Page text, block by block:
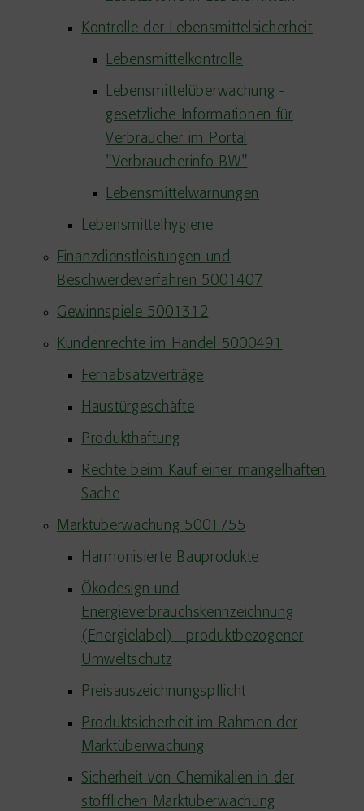
Kontrolle der Lebensmittelsicherheit
Lebensmittelkontrolle
Lebensmittelüberwachung -
gesetzliche Informationen für
Verbraucher im Portal
"Verbraucherinfo-BW"
Lebensmittelwarnungen
Lebensmittelhygiene
Finanzdienstleistungen und
Beschwerdeverfahren 5001407
Gewinnspiele 5001312
Kundenrechte im Handel 5000491
Fernabsatzverträge
Haustürgeschäfte
Produkthaftung
Rechte beim Kauf einer mangelhaften
Sache
Marktüberwachung 5001755
Harmonisierte Bauprodukte
Ökodesign und
Energieverbrauchskennzeichnung
(Energielabel) - produktbezogener
Umweltschutz
Preisauszeichnungspflicht
Produktsicherheit im Rahmen der
Marktüberwachung
Sicherheit von Chemikalien in der
stofflichen Marktüberwachung